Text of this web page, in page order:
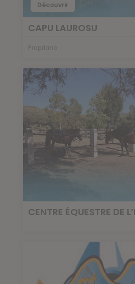
Découvrir
CAPU LAUROSU
CENTRE ÉQUESTRE DE